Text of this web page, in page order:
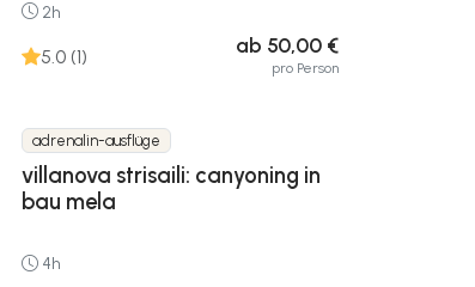
2h
5.0 (1) ab 50,00 €
pro Person
adrenalin-ausflüge
villanova strisaili: canyoning in
bau mela
4h